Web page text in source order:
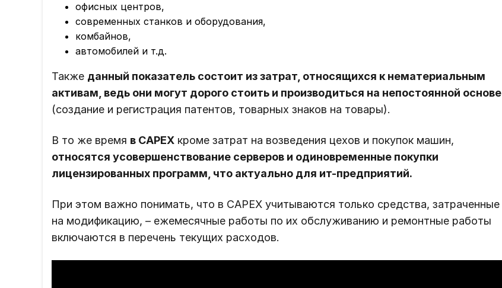
офисных центров,
современных станков и оборудования,
комбайнов,
автомобилей и т.д.
Также данный показатель состоит из затрат, относящихся к нематериальным
активам, ведь они могут дорого стоить и производиться на непостоянной основе
(создание и регистрация патентов, товарных знаков на товары).
В то же время в CAPEX кроме затрат на возведения цехов и покупок машин,
относятся усовершенствование серверов и одиновременные покупки
лицензированных программ, что актуально для ит-предприятий.
При этом важно понимать, что в CAPEX учитываются только средства, затраченные
на модификацию, – ежемесячные работы по их обслуживанию и ремонтные работы
включаются в перечень текущих расходов.